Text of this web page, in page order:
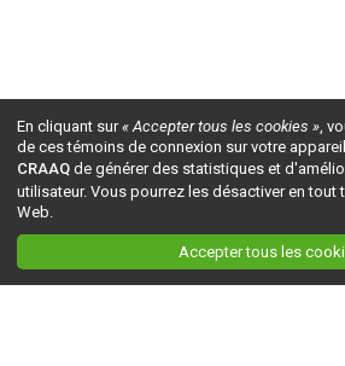
En cliquant sur« Accepter tous les cookies »,
de ces témoins de connexion sur votre
CRAAQ de générer des statistiques et
utilisateur. Vous pourrez les désactiver en tout
Web.
Accepter tous les